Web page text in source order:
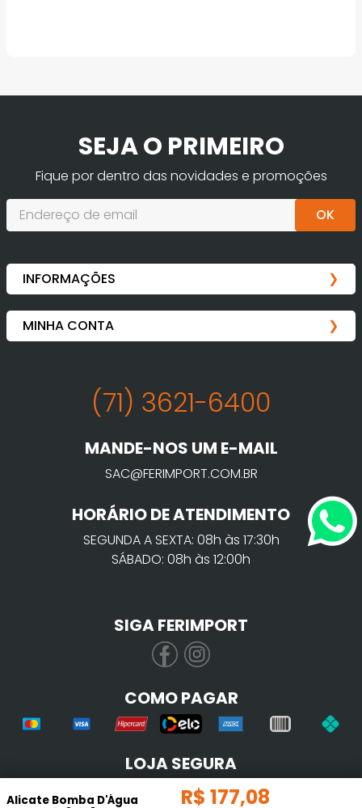
Alicate Bomba D'Água R$ 177,08
SEJA O PRIMEIRO
Fique por dentro das novidades e promoções
OK
(71) 3621-6400
MANDE-NOS UM E-MAIL
SAC@FERIMPORT.COM.BR
HORÁRIO DE ATENDIMENTO
SEGUNDA A SEXTA: 08h às 17:30h
SÁBADO: 08h às 12:00h
SIGA FERIMPORT
COMO PAGAR
LOJA SEGURA